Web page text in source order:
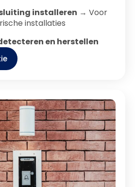
installeren → Voor
installaties
en herstellen